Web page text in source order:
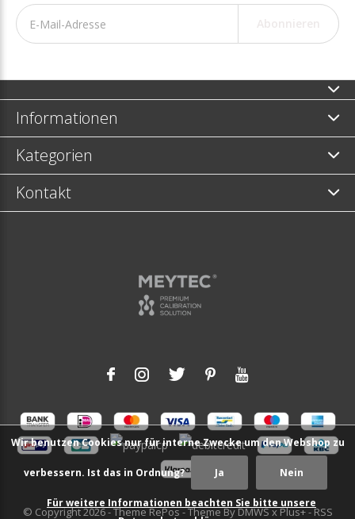
Informationen
Kategorien
Kontakt
© Copyright2026- Theme RePos - Theme ByDMWSxPlus+-RSS
Wir benutzen Cookies nur für interne Zwecke um den Webshop zu
verbessern. Ist das in Ordnung? Ja Nein
Für weitere Informationen beachten Sie bitte unsere